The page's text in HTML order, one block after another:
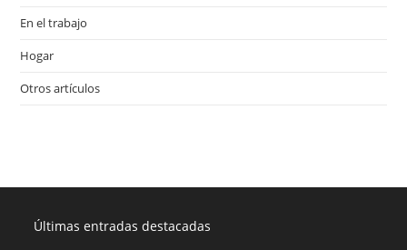
En el trabajo
Hogar
Otros artículos
Últimas entradas destacadas